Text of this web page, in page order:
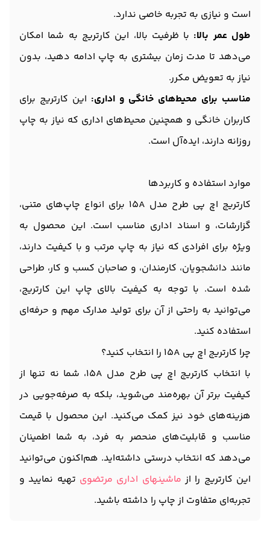
است و نیازی به تجربه خاصی ندارد.
طول عمر بالا: با ظرفیت بالا، این کارتریج به شما امکان
می‌دهد تا مدت زمان بیشتری به چاپ ادامه دهید، بدون
نیاز به تعویض مکرر.
مناسب برای محیط‌های خانگی و اداری: این کارتریج برای
کاربران خانگی و همچنین محیط‌های اداری که نیاز به چاپ
روزانه دارند، ایده‌آل است.
موارد استفاده و کاربردها
کارتریج اچ پی طرح مدل 15A برای انواع چاپ‌های متنی،
گزارشات، و اسناد اداری مناسب است. این محصول به
ویژه برای افرادی که نیاز به چاپ مرتب و با کیفیت دارند،
مانند دانشجویان، کارمندان، و صاحبان کسب و کار، طراحی
شده است. با توجه به کیفیت بالای چاپ این کارتریج،
می‌توانید به راحتی از آن برای تولید مدارک مهم و حرفه‌ای
استفاده کنید.
چرا کارتریج اچ پی 15A را انتخاب کنید؟
با انتخاب کارتریج اچ پی طرح مدل 15A، شما نه تنها از
کیفیت برتر آن بهره‌مند می‌شوید، بلکه به صرفه‌جویی در
هزینه‌های خود نیز کمک می‌کنید. این محصول با قیمت
مناسب و قابلیت‌های منحصر به فرد، به شما اطمینان
می‌دهد که انتخاب درستی داشته‌اید. هم‌اکنون می‌توانید
این کارتریج را از ماشینهای اداری مرتضوی تهیه نمایید و
تجربه‌ای متفاوت از چاپ را داشته باشید.